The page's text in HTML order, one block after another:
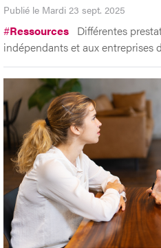
Publié le Mardi 23 sept. 2025
#Ressources Différentes
indépendants et aux entreprises